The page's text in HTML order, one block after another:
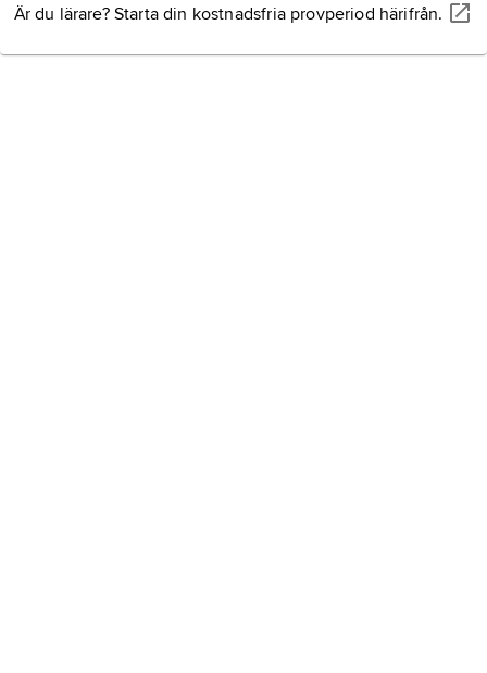
Är du lärare? Starta din kostnadsfria provperiod härifrån.